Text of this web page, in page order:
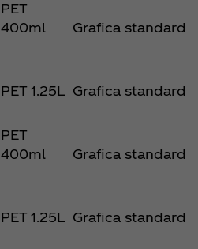
PET
400ml
Grafica standard
PET 1.25L Grafica standard
PET
400ml
Grafica standard
PET 1.25L Grafica standard